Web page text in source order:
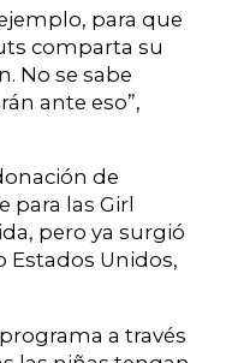
para que
comparta su
No se sabe
ante eso”,
de
para las Girl
pero ya surgió
Estados Unidos,
a través